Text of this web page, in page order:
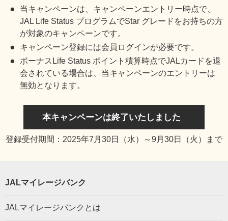
当キャンペーンは、キャンペーンエントリー時点で、
JAL Life Status プログラムでStar グレードをお持ちの方
が対象のキャンペーンです。
キャンペーン登録には会員ログインが必要です。
ボーナスLife Status ポイント積算時点でJALカードを退
会されている場合は、当キャンペーンのエントリーは
無効となります。
本キャンペーンは終了いたしました
登録受付期間：2025年7月30日（水）～9月30日（火）まで
JALマイレージバンク
JALマイレージバンクとは